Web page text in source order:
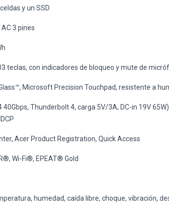
y un SSD
AC 3 pines
teclas, con indicadores de bloqueo y mute de
Microsoft Precision Touchpad, resistente a
40Gbps, Thunderbolt 4, carga 5V/3A, DC-in 19V
Acer Product Registration, Quick Access
Wi-Fi®, EPEAT® Gold
humedad, caída libre, choque, vibración,